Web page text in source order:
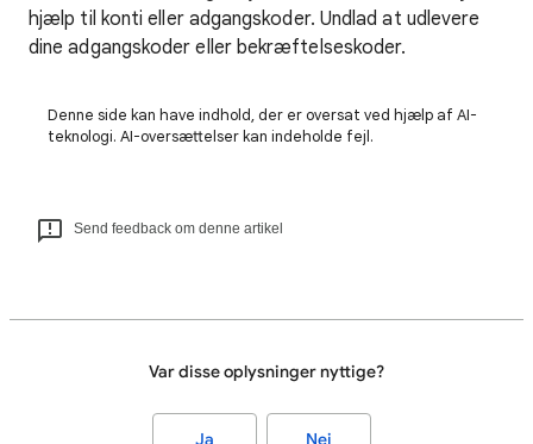
hjælp til konti eller adgangskoder. Undlad at udlevere
dine adgangskoder eller bekræftelseskoder.
Denne side kan have indhold, der er oversat ved hjælp af AI-
teknologi. AI-oversættelser kan indeholde fejl.
Send feedback om denne artikel
Var disse oplysninger nyttige?
Ja Nej